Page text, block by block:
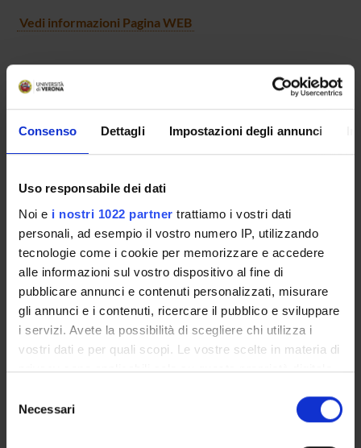
Consenso Dettagli Impostazioni degli annunci
Uso responsabile dei dati
Noi e i nostri 1022 partner trattiamo i vostri dati
personali, ad esempio il vostro numero IP, utilizzando
tecnologie come i cookie per memorizzare e accedere
alle informazioni sul vostro dispositivo al fine di
pubblicare annunci e contenuti personalizzati, misurare
gli annunci e i contenuti, ricercare il pubblico e sviluppare
i servizi. Avete la possibilità di scegliere chi utilizza i
vostri dati e per quali scopi. Le vostre scelte in materia di
privacy sono applicabili solo su questa proprietà digitale
modificare o revocare il proprio consenso in qualsiasi
momento dalla Dichiarazione sui cookie o facendo clic
delNecessari
Vedi informazioni Pagina WEB
DETTAGLI
Manager
Claudia Di Caterina
Telephone
045-8028048
http://cide.univr.it/
Office